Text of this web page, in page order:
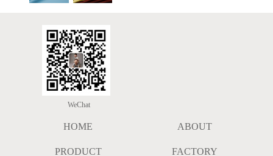
WeChat
HOME ABOUT
PRODUCT FACTORY